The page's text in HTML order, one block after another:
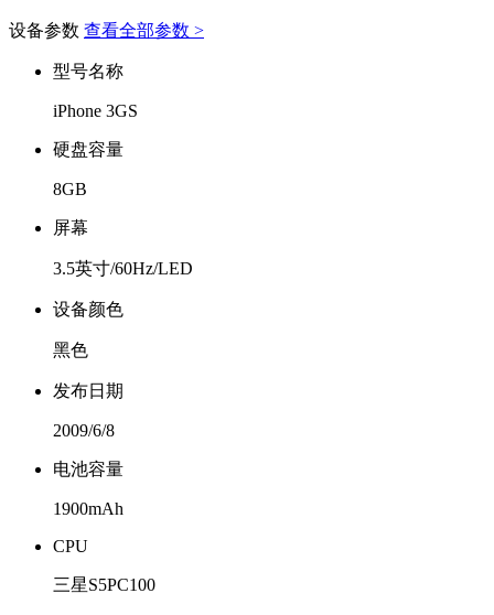
设备参数 查看全部参数 >
型号名称
iPhone 3GS
硬盘容量
8GB
屏幕
3.5英寸/60Hz/LED
设备颜色
黑色
发布日期
2009/6/8
电池容量
1900mAh
CPU
三星S5PC100